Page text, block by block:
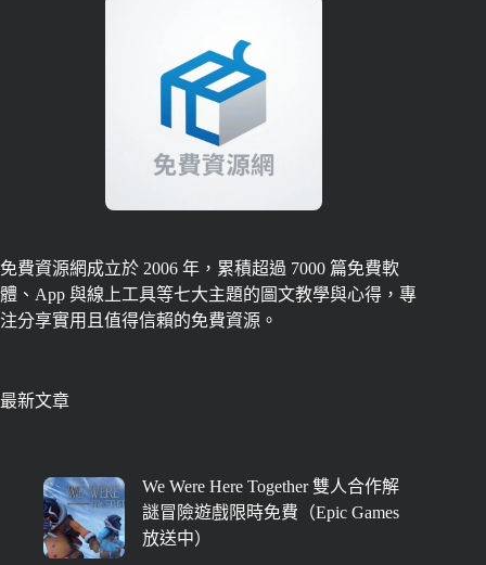
免費資源網成立於 2006 年，累積超過 7000 篇免費軟
體、App 與線上工具等七大主題的圖文教學與心得，專
注分享實用且值得信賴的免費資源。
最新文章
We Were Here Together 雙人合作解
謎冒險遊戲限時免費（Epic Games
放送中）